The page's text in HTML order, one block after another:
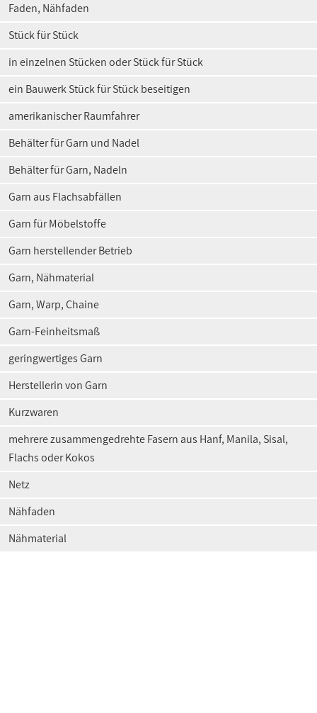
Faden, Nähfaden
Stück für Stück
in einzelnen Stücken oder Stück für Stück
ein Bauwerk Stück für Stück beseitigen
amerikanischer Raumfahrer
Behälter für Garn und Nadel
Behälter für Garn, Nadeln
Garn aus Flachsabfällen
Garn für Möbelstoffe
Garn herstellender Betrieb
Garn, Nähmaterial
Garn, Warp, Chaine
Garn-Feinheitsmaß
geringwertiges Garn
Herstellerin von Garn
Kurzwaren
mehrere zusammengedrehte Fasern aus Hanf, Manila, Sisal,
Flachs oder Kokos
Netz
Nähfaden
Nähmaterial